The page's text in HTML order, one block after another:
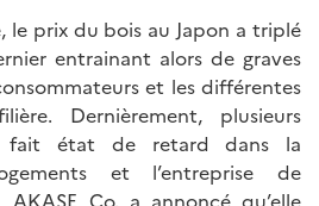
le prix du bois au Japon a triplé
entrainant alors de graves
et les différentes
Dernièrement, plusieurs
fait état de retard dans la
et l’entreprise de
Co. a annoncé qu’elle